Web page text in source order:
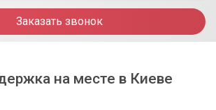
Заказать звонок
на месте в Киеве